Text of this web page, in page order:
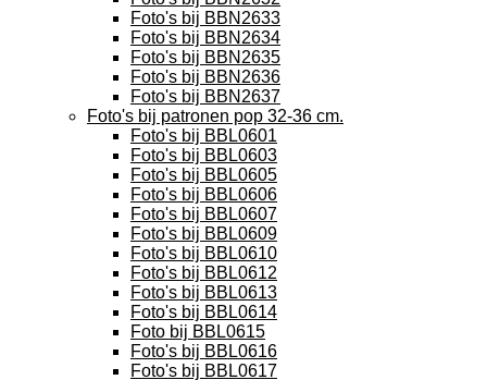
Foto's bij BBN2633
Foto's bij BBN2634
Foto's bij BBN2635
Foto's bij BBN2636
Foto's bij BBN2637
Foto's bij patronen pop 32-36 cm.
Foto's bij BBL0601
Foto's bij BBL0603
Foto's bij BBL0605
Foto's bij BBL0606
Foto's bij BBL0607
Foto's bij BBL0609
Foto's bij BBL0610
Foto's bij BBL0612
Foto's bij BBL0613
Foto's bij BBL0614
Foto bij BBL0615
Foto's bij BBL0616
Foto's bij BBL0617